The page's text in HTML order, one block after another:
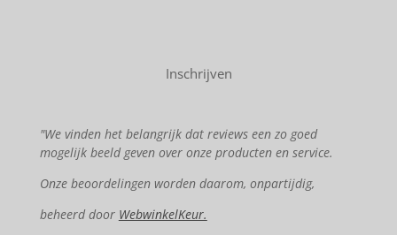
Inschrijven
"We vinden het belangrijk dat reviews een zo goed
mogelijk beeld geven over onze producten en service.
Onze beoordelingen worden daarom, onpartijdig,
beheerd door WebwinkelKeur.